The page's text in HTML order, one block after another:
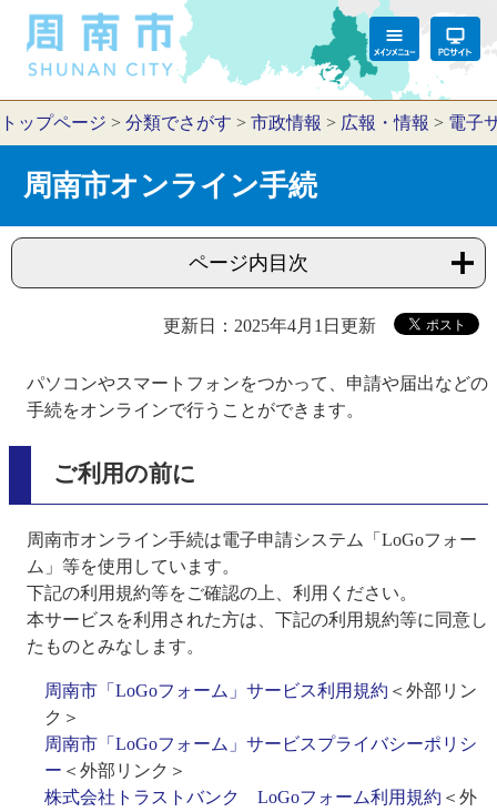
トップページ > 分類でさがす > 市政情報 > 広報・情報 > 電子
周南市オンライン手続
ページ内目次
更新日：2025年4月1日更新
パソコンやスマートフォンをつかって、申請や届出などの
手続をオンラインで行うことができます。
ご利用の前に
周南市オンライン手続は電子申請システム「LoGoフォー
ム」等を使用しています。
下記の利用規約等をご確認の上、利用ください。
本サービスを利用された方は、下記の利用規約等に同意し
たものとみなします。
周南市「LoGoフォーム」サービス利用規約 ＜外部リン
ク＞
周南市「LoGoフォーム」サービスプライバシーポリシ
ー ＜外部リンク＞
株式会社トラストバンク LoGoフォーム利用規約 ＜外